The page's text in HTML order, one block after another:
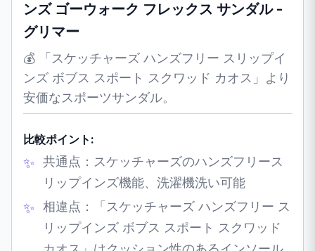
ンズ ゴーウォーク フレックス サンダル -
グリマー
💰 「スケッチャーズ ハンズフリー スリップイ
ンズ ボブス スポート スクワッド カオス」より
安価なスポーツサンダル。
比較ポイント:
共通点：スケッチャーズのハンズフリース
リップインズ機能、洗濯機洗い可能
相違点：「スケッチャーズ ハンズフリー ス
リップインズ ボブス スポート スクワッド